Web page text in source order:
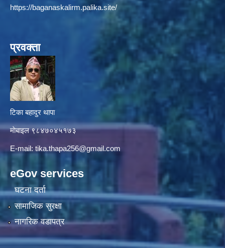
https://baganaskalirm.palika.site/
प्रवक्ता
टिका बहादुर थापा
माे‍बाइल ९८४७०४५१७३
E-mail: tika.thapa256@gmail.com
eGov services
घटना दर्ता
सामाजिक सुरक्षा
नागरिक वडापत्र